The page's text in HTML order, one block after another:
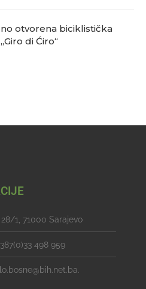
otvorena biciklistička
di Ćiro“
1, 71000 Sarajevo
498 959